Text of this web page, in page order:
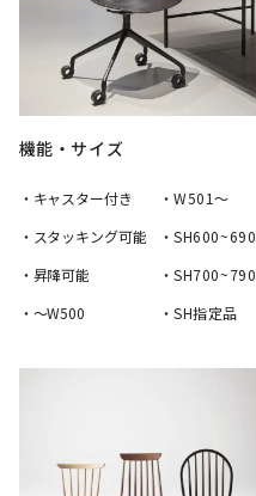
機能・サイズ
・キャスター付き
・スタッキング可能
・昇降可能
・〜W500
・W501〜
・SH600~690
・SH700~790
・SH指定品